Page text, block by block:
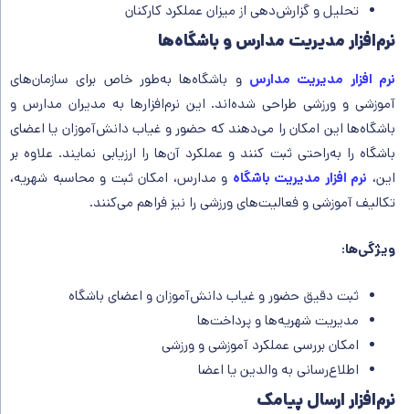
تحلیل و گزارش‌دهی از میزان عملکرد کارکنان
نرم‌افزار مدیریت مدارس و باشگاه‌ها
نرم‌ افزار مدیریت مدارس و باشگاه‌ها به‌طور خاص برای سازمان‌های
آموزشی و ورزشی طراحی شده‌اند. این نرم‌افزارها به مدیران مدارس و
باشگاه‌ها این امکان را می‌دهند که حضور و غیاب دانش‌آموزان یا اعضای
باشگاه را به‌راحتی ثبت کنند و عملکرد آن‌ها را ارزیابی نمایند. علاوه بر
این، نرم افزار مدیریت باشگاه و مدارس، امکان ثبت و محاسبه شهریه،
تکالیف آموزشی و فعالیت‌های ورزشی را نیز فراهم می‌کنند.
ویژگی‌ها:
ثبت دقیق حضور و غیاب دانش‌آموزان و اعضای باشگاه
مدیریت شهریه‌ها و پرداخت‌ها
امکان بررسی عملکرد آموزشی و ورزشی
اطلاع‌رسانی به والدین یا اعضا
نرم‌افزار ارسال پیامک